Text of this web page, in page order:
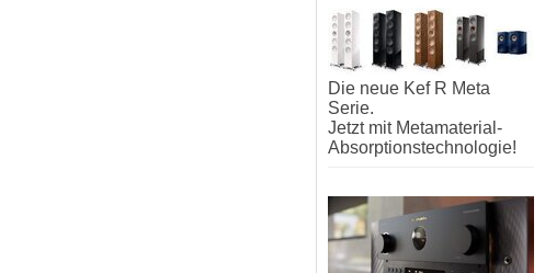
Die neue Kef R Meta
Serie.
Jetzt mit Metamaterial-
Absorptionstechnologie!